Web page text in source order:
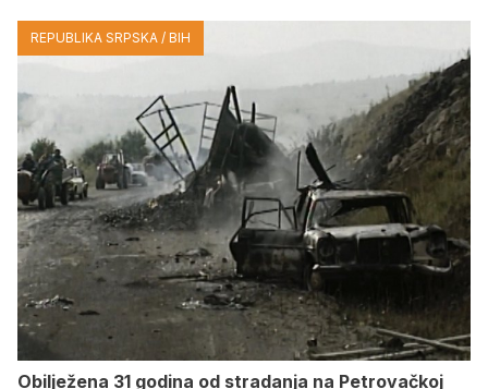
REPUBLIKA SRPSKA / BIH
Obilježena 31 godina od stradanja na Petrovačkoj